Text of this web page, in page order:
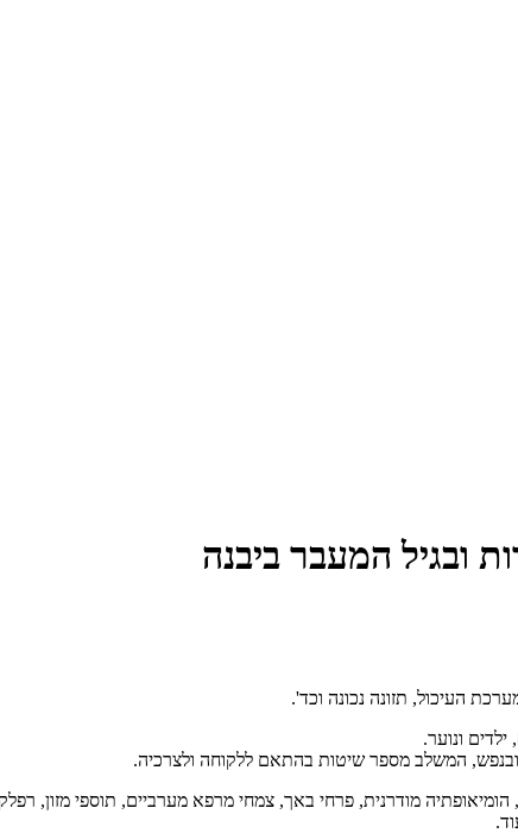
ובגיל המעבר ביבנה
העיכול, תזונה נכונה וכד'.
ובנפש, המשלב מספר שיטות בהתאם ללקוחה ולצרכיה.
מודרנית, פרחי באך, צמחי מרפא מערביים, תוספי מזון,